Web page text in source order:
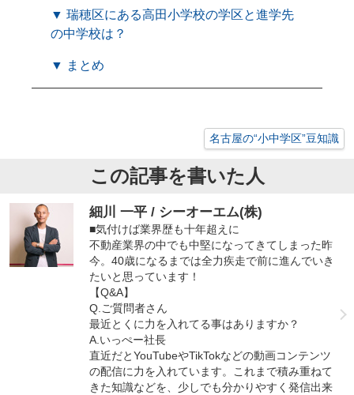
▼ 瑞穂区にある高田小学校の学区と進学先
の中学校は？
▼ まとめ
名古屋の“小中学区”豆知識
この記事を書いた人
細川 一平 / シーオーエム(株)
■気付けば業界歴も十年超えに
不動産業界の中でも中堅になってきてしまった昨
今。40歳になるまでは全力疾走で前に進んでいき
たいと思っています！
【Q&A】
Q.ご質問者さん
最近とくに力を入れてる事はありますか？
A.いっぺー社長
直近だとYouTubeやTikTokなどの動画コンテンツ
の配信に力を入れています。これまで積み重ねて
きた知識などを、少しでも分かりやすく発信出来